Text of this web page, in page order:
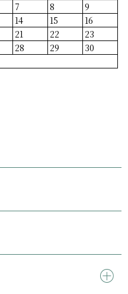
7 8
9
14 15
16
21 22
23
28 29
30